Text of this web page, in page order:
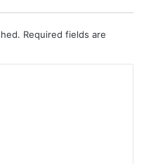
Required fields are